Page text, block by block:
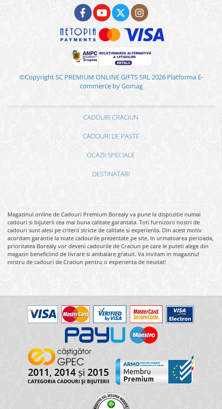
©Copyright SC PREMIUM ONLINE GIFTS SRL 2026 Platforma E-
commerce by Gomag
CADOURI CRACIUN
CADOURI DE PASTE
OCAZII SPECIALE
DESTINATARI
Magazinul online de Cadouri Premium Borealy va pune la dispozitie numai
cadouri si bijuterii cea mai buna calitate garantata. Toti furnizorii nostri de
cadouri sunt alesi pe criterii stricte de calitate si experienta. Din acest motiv
acordam garantie la toate cadourile prezentate pe site. In urmatoarea perioada,
prioritatea Borealy vor deveni cadourile de Craciun pe care le puteti alege din
magazin beneficiind de livrare si ambalare gratuit. Va invitam in magazinul
nostru de cadouri de Craciun pentru o experienta de neuitat!